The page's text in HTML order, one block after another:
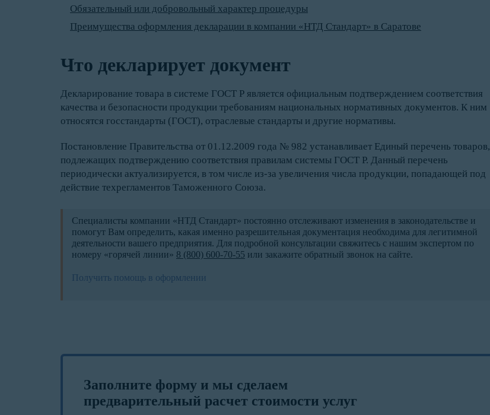
Обязательный или добровольный характер процедуры
Преимущества оформления декларации в компании «НТД Стандарт» в Саратове
Что декларирует документ
Декларирование товара в системе ГОСТ Р является официальным подтверждением соответствия
качества и безопасности продукции требованиям национальных нормативных документов. К ним
относятся госстандарты (ГОСТ), отраслевые стандарты и другие нормативы.
Постановление Правительства от 01.12.2009 года № 982 устанавливает Единый перечень товаров,
подлежащих подтверждению соответствия правилам системы ГОСТ Р. Данный перечень
периодически актуализируется, в том числе из-за увеличения числа продукции, попадающей под
действие техрегламентов Таможенного Союза.
Специалисты компании «НТД Стандарт» постоянно отслеживают изменения в законодательстве и
помогут Вам определить, какая именно разрешительная документация необходима для легитимной
деятельности вашего предприятия. Для подробной консультации свяжитесь с нашим экспертом по
номеру «горячей линии» 8 (800) 600-70-55 или закажите обратный звонок на сайте.
Получить помощь в оформлении
Заполните форму и мы сделаем
предварительный расчет стоимости услуг